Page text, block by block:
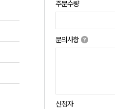
주문수량
문의사항
신청자